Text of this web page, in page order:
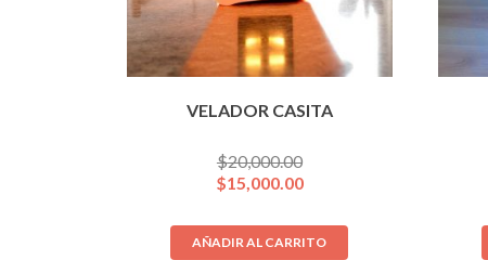
VELADOR CASITA
$20,000.00
$15,000.00
AÑADIR AL CARRITO